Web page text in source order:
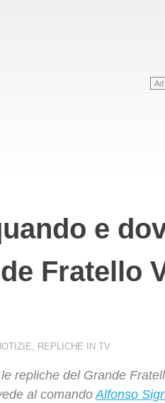
e
Fratello
, REPLICHE IN TV
repliche del Grande
al comandoAlfonso